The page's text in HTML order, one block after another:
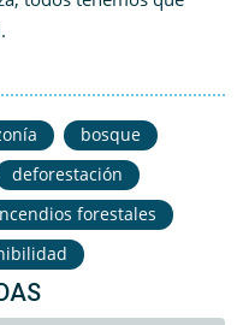
bosque
deforestación
forestales